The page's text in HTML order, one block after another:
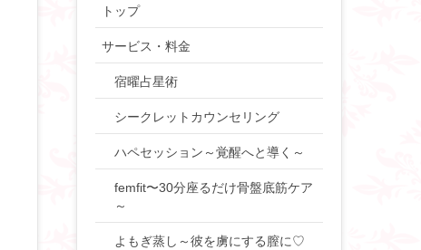
トップ
サービス・料金
宿曜占星術
シークレットカウンセリング
ハペセッション～覚醒へと導く～
femfit〜30分座るだけ骨盤底筋ケア
～
よもぎ蒸し～彼を虜にする膣に♡